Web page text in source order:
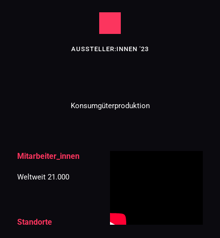
AUSSTELLER:INNEN '23
Konsumgüterproduktion
Mitarbeiter_innen
Weltweit 21.000
Standorte